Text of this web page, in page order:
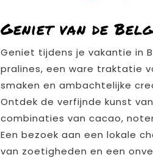
Geniet van de
Geniet tijdens je vakantie in
pralines, een ware traktatie
smaken en ambachtelijke
Ontdek de verfijnde kunst
combinaties van cacao,
Een bezoek aan een lokale
van zoetigheden en een